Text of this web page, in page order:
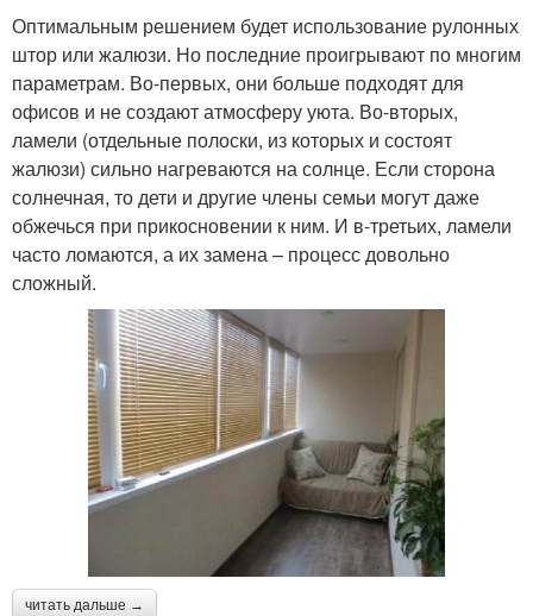
Жалюзи на балкон
Оптимальным решением будет использование рулонных
штор или жалюзи. Но последние проигрывают по многим
параметрам. Во-первых, они больше подходят для
офисов и не создают атмосферу уюта. Во-вторых,
ламели (отдельные полоски, из которых и состоят
жалюзи) сильно нагреваются на солнце. Если сторона
солнечная, то дети и другие члены семьи могут даже
обжечься при прикосновении к ним. И в-третьих, ламели
часто ломаются, а их замена – процесс довольно
сложный.
читать дальше →